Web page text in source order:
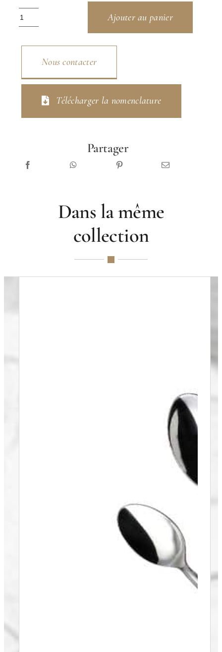
quantité
Violette
Cristal
Ajouter au panier
Nous contacter
Télécharger la nomenclature
Partager
Dans la même
collection